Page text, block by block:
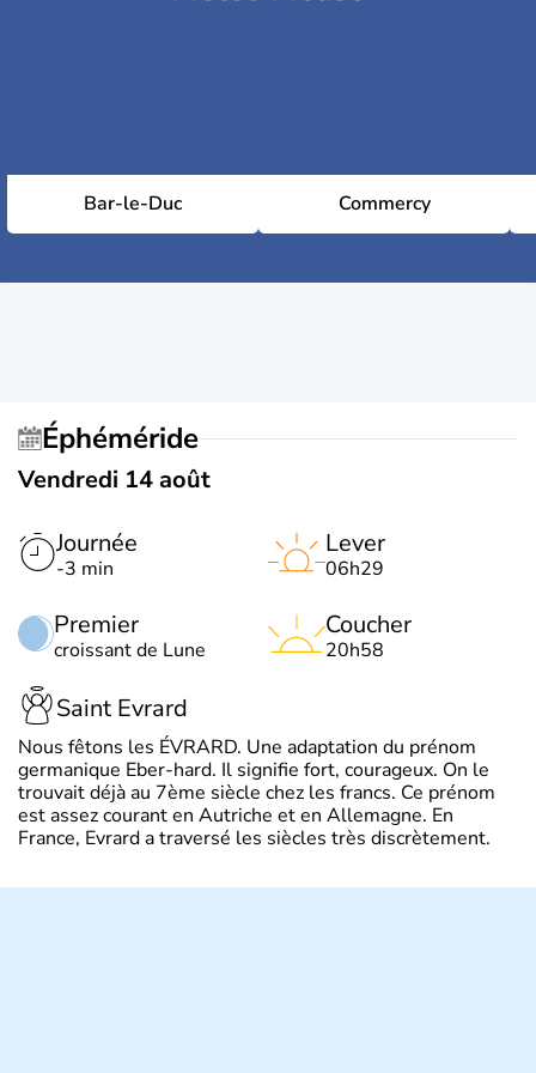
Bar-le-Duc Commercy
Éphéméride
Vendredi 14 août
Journée
-3 min
Premier
croissant de Lune
Lever
06h29
Coucher
20h58
Saint Evrard
Nous fêtons les ÉVRARD. Une adaptation du prénom
germanique Eber-hard. Il signifie fort, courageux. On le
trouvait déjà au 7ème siècle chez les francs. Ce prénom
est assez courant en Autriche et en Allemagne. En
France, Evrard a traversé les siècles très discrètement.